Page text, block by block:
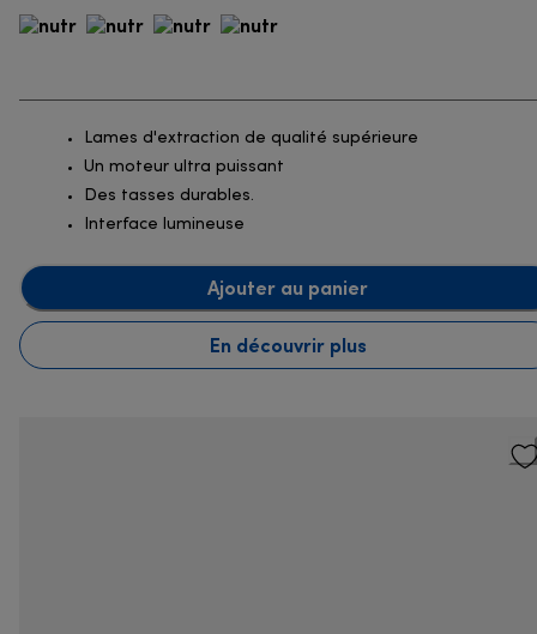
Lames d'extraction de qualité supérieure
Un moteur ultra puissant
Des tasses durables.
Interface lumineuse
Ajouter au panier
En découvrir plus